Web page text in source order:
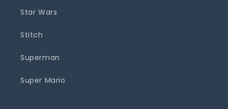
Star Wars
Stitch
Superman
Super Mario